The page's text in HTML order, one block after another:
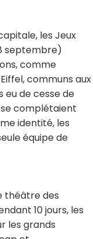
les Jeux
septembre)
comme
communs aux
eu de cesse de
complétaient
identité, les
équipe de
théâtre des
10 jours, les
les grands